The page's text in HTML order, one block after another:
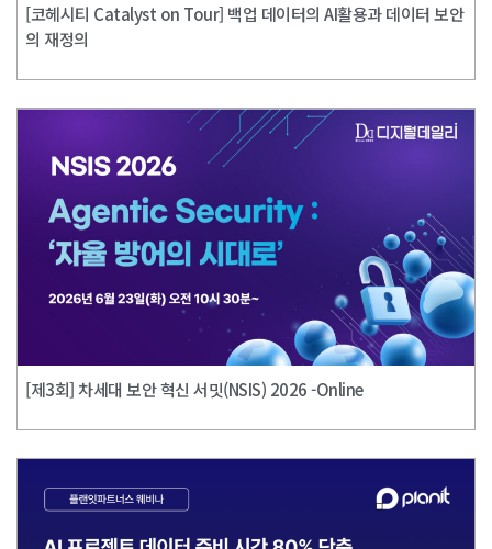
[코헤시티 Catalyst on Tour] 백업 데이터의 AI활용과 데이터 보안
의 재정의
[제3회] 차세대 보안 혁신 서밋(NSIS) 2026 -Online